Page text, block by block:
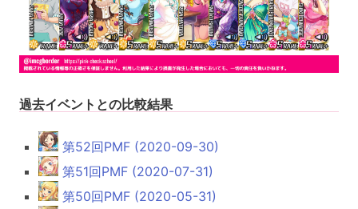
過去イベントとの比較結果
第52回PMF (2020-09-30)
第51回PMF (2020-07-31)
第50回PMF (2020-05-31)